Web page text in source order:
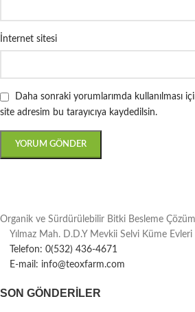
İnternet sitesi
Daha sonraki yorumlarımda kullanılması
site adresim bu tarayıcıya kaydedilsin.
Organik ve Sürdürülebilir Bitki Besleme
Yılmaz Mah. D.D.Y Mevkii Selvi Küme
Telefon: 0(532) 436-4671
E-mail: info@teoxfarm.com
SON GÖNDERILER